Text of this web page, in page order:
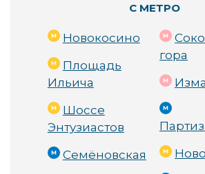
С МЕТРО
Новокосино
Площадь
Ильича
Шоссе
Энтузиастов
Семёновская
гора